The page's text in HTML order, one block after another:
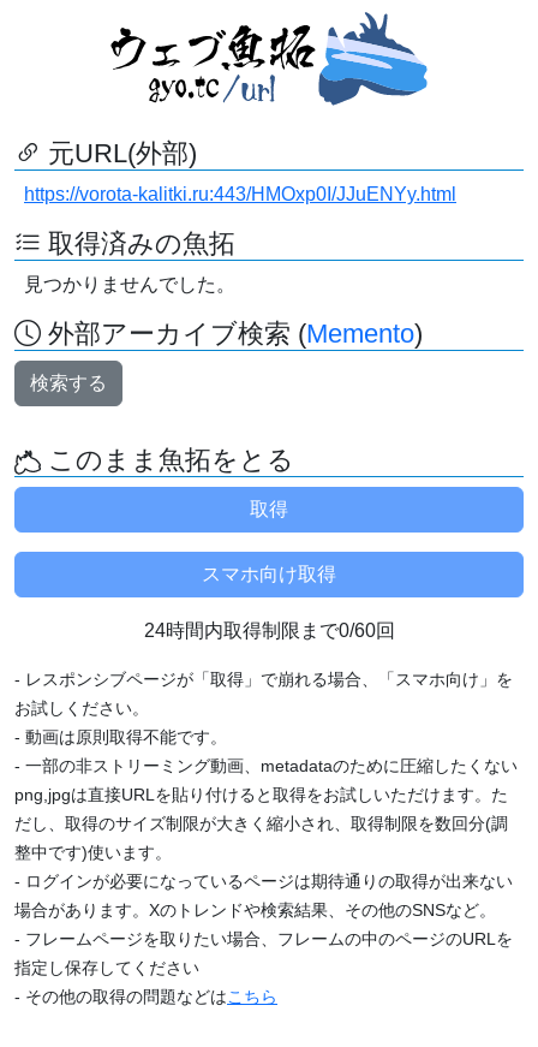
元URL(外部)
https://vorota-kalitki.ru:443/HMOxp0I/JJuENYy.html
取得済みの魚拓
見つかりませんでした。
外部アーカイブ検索 (Memento)
検索する
このまま魚拓をとる
24時間内取得制限まで0/60回
- レスポンシブページが「取得」で崩れる場合、「スマホ向け」を
お試しください。
- 動画は原則取得不能です。
- 一部の非ストリーミング動画、metadataのために圧縮したくない
png,jpgは直接URLを貼り付けると取得をお試しいただけます。た
だし、取得のサイズ制限が大きく縮小され、取得制限を数回分(調
整中です)使います。
- ログインが必要になっているページは期待通りの取得が出来ない
場合があります。Xのトレンドや検索結果、その他のSNSなど。
- フレームページを取りたい場合、フレームの中のページのURLを
指定し保存してください
- その他の取得の問題などはこちら